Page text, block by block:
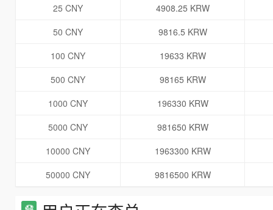
25 CNY
4908.25 KRW
50 CNY
9816.5 KRW
100 CNY
19633 KRW
500 CNY
98165 KRW
1000 CNY
196330 KRW
5000 CNY
981650 KRW
10000 CNY
1963300 KRW
50000 CNY
9816500 KRW